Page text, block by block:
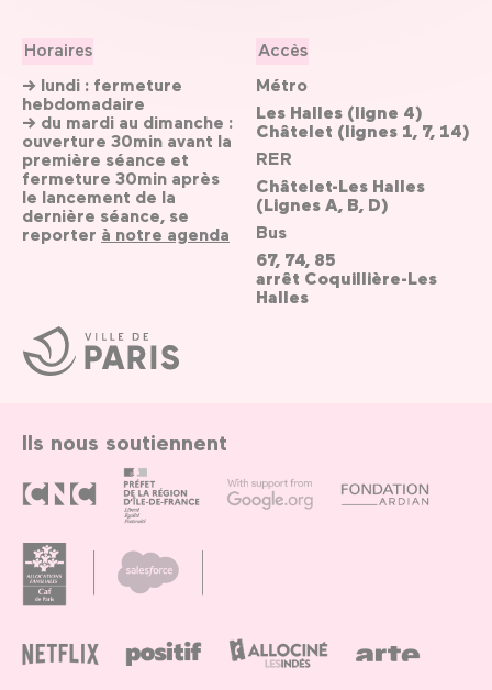
Ville
de
Paris
Horaires
→ lundi : fermeture
hebdomadaire
→ du mardi au dimanche :
ouverture 30min avant la
première séance et
fermeture 30min après
le lancement de la
dernière séance, se
reporter à notre agenda
Accès
Métro
Les Halles (ligne 4)
Châtelet (lignes 1, 7, 14)
RER
Châtelet-Les Halles
(Lignes A, B, D)
Bus
67, 74, 85
arrêt Coquillière-Les
Halles
Ils nous soutiennent